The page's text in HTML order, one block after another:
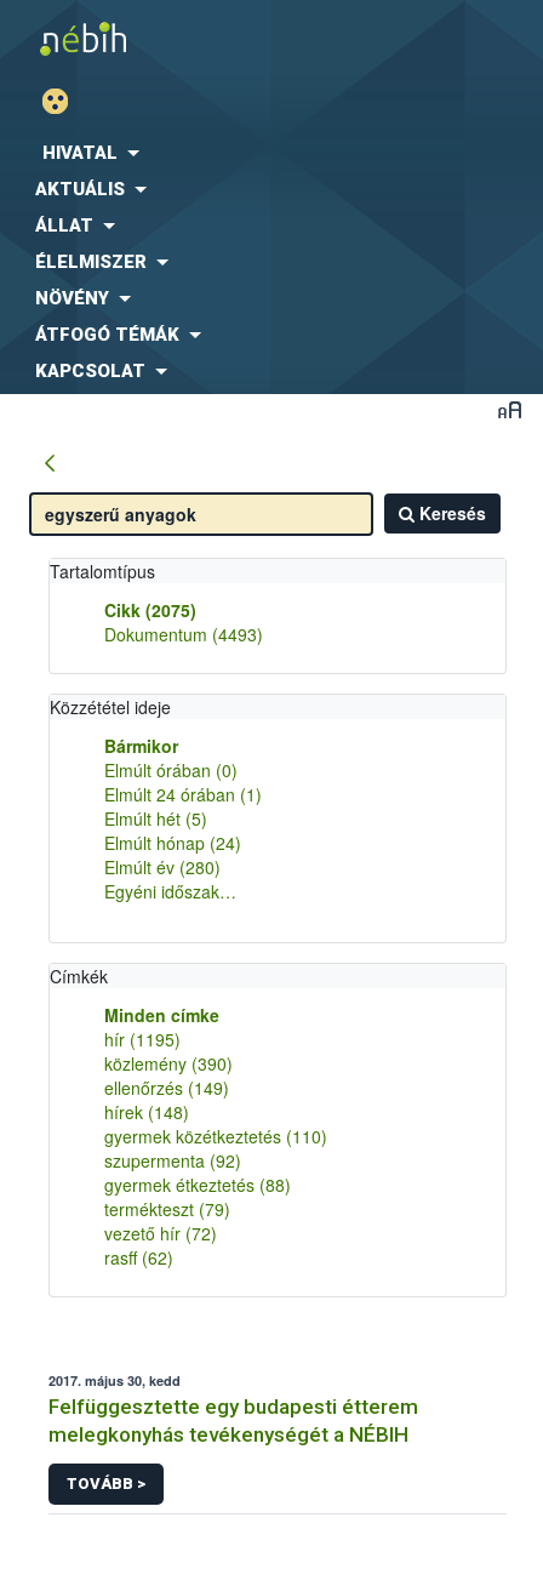
HIVATAL
AKTUÁLIS
ÁLLAT
ÉLELMISZER
NÖVÉNY
ÁTFOGÓ TÉMÁK
KAPCSOLAT
Keresés
Tartalomtípus
Cikk (2075)
Dokumentum (4493)
Közzététel ideje
Bármikor
Elmúlt órában (0)
Elmúlt 24 órában (1)
Elmúlt hét (5)
Elmúlt hónap (24)
Elmúlt év (280)
Egyéni időszak…
Címkék
Minden címke
hír (1195)
közlemény (390)
ellenőrzés (149)
hírek (148)
gyermek közétkeztetés (110)
szupermenta (92)
gyermek étkeztetés (88)
termékteszt (79)
vezető hír (72)
rasff (62)
2017. május 30, kedd
Felfüggesztette egy budapesti étterem
melegkonyhás tevékenységét a NÉBIH
TOVÁBB >